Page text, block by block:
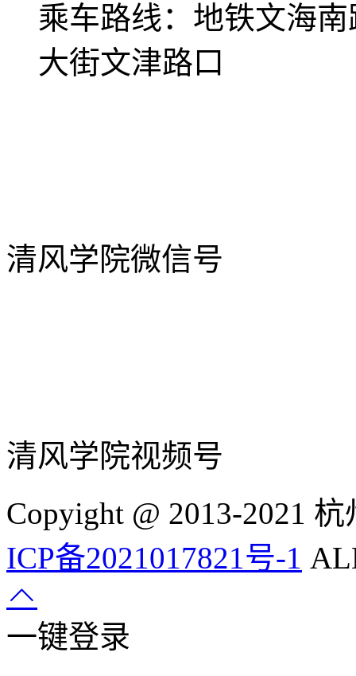
乘车路线： 地铁文海
大街文津路口
清风学院微信号
清风学院视频号
Copyight @ 2013-2021
ICP备2021017821号-1
一键登录